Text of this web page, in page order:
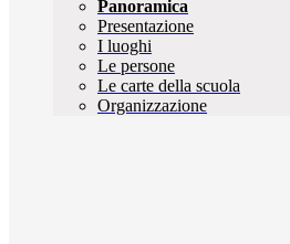
Panoramica
Presentazione
I luoghi
Le persone
Le carte della scuola
Organizzazione